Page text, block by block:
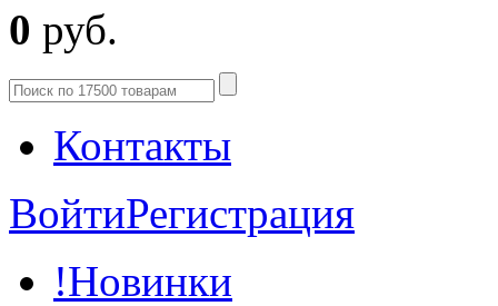
0 руб.
Контакты
ВойтиРегистрация
!Новинки